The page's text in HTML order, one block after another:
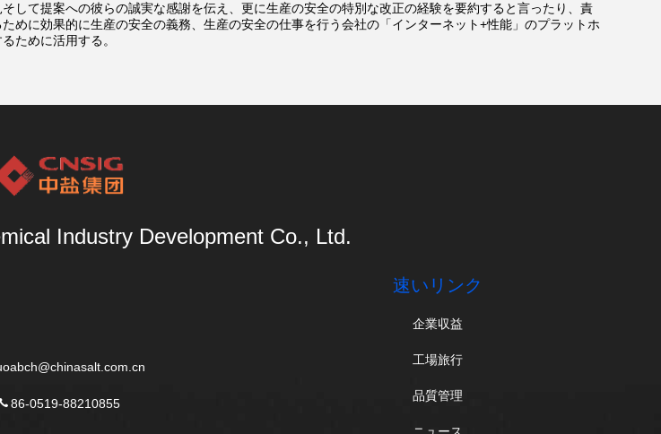
して提案への彼らの誠実な感謝を伝え、更に生産の安全の特別な改正の経験を要約すると言ったり、責
めに効果的に生産の安全の義務、生産の安全の仕事を行う会社の「インターネット+性能」のプラットホ
ために活用する。
Industry Development Co., Ltd.
86-0519-88210855
速いリンク
企業収益
工場旅行
品質管理